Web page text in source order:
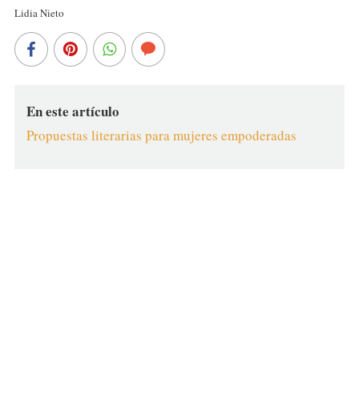
Lidia Nieto
En este artículo
Propuestas literarias para mujeres empoderadas